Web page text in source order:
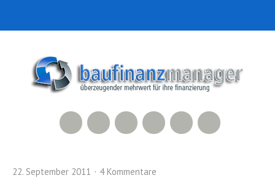
Facebook
500px
LinkedIn
Xing
RSS Feed
22. September 2011 4 Kommentare